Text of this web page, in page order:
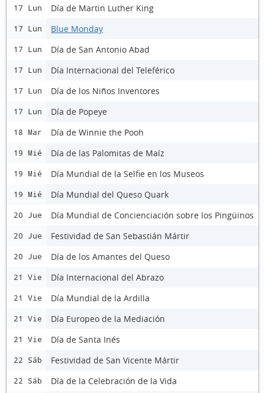
17 Lun Día de Martin Luther King
17 Lun Blue Monday
17 Lun Día de San Antonio Abad
17 Lun Día Internacional del Teleférico
17 Lun Día de los Niños Inventores
17 Lun Día de Popeye
18 Mar Día de Winnie the Pooh
19 Mié Día de las Palomitas de Maíz
19 Mié Día Mundial de la Selfie en los Museos
19 Mié Día Mundial del Queso Quark
20 Jue Día Mundial de Concienciación sobre los Pingüinos
20 Jue Festividad de San Sebastián Mártir
20 Jue Día de los Amantes del Queso
21 Vie Día Internacional del Abrazo
21 Vie Día Mundial de la Ardilla
21 Vie Día Europeo de la Mediación
21 Vie Día de Santa Inés
22 Sáb Festividad de San Vicente Mártir
22 Sáb Día de la Celebración de la Vida